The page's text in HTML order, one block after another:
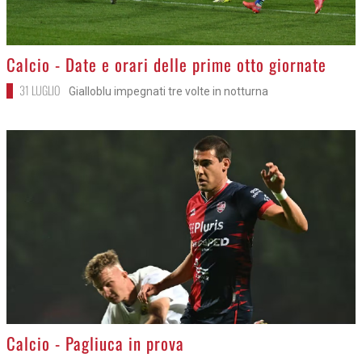
>
Calcio - Date e orari delle prime otto giornate
31 LUGLIO Gialloblu impegnati tre volte in notturna
>
Calcio - Pagliuca in prova